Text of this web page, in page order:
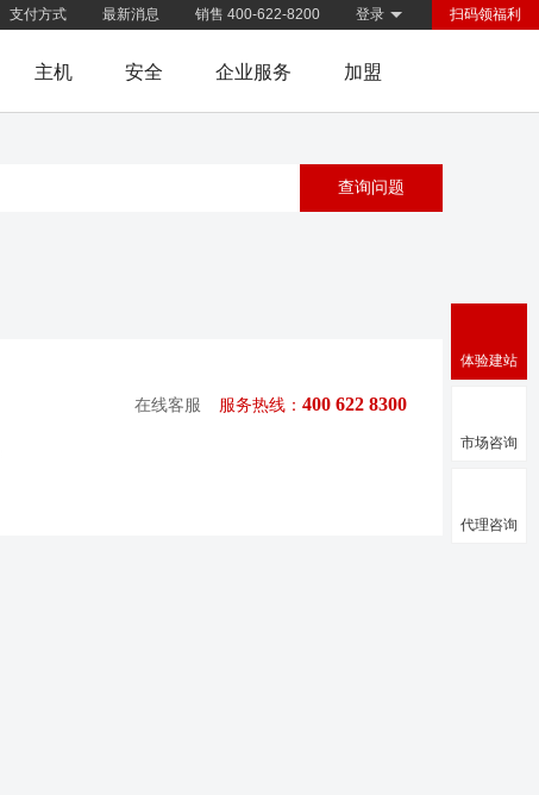
扫码领福利
登录
销售 400-622-8200
最新消息
支付方式
主机 安全 企业服务 加盟
在线客服 服务热线： 400 622 8300
体验建站
市场咨询
代理咨询